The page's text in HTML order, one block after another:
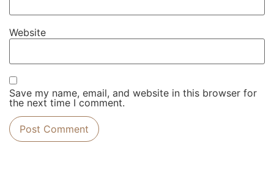
Website
Save my name, email, and website in this browser for
the next time I comment.